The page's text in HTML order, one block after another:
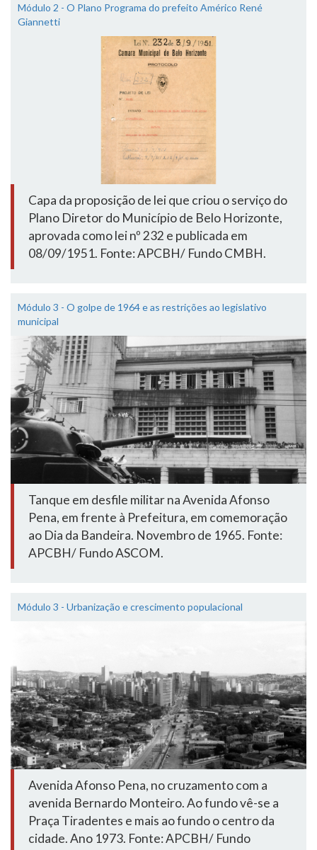
Módulo 2 - O Plano Programa do prefeito Américo René
Giannetti
Capa da proposição de lei que criou o serviço do
Plano Diretor do Município de Belo Horizonte,
aprovada como lei nº 232 e publicada em
08/09/1951. Fonte: APCBH/ Fundo CMBH.
Módulo 3 - O golpe de 1964 e as restrições ao legislativo
municipal
Tanque em desfile militar na Avenida Afonso
Pena, em frente à Prefeitura, em comemoração
ao Dia da Bandeira. Novembro de 1965. Fonte:
APCBH/ Fundo ASCOM.
Módulo 3 - Urbanização e crescimento populacional
Avenida Afonso Pena, no cruzamento com a
avenida Bernardo Monteiro. Ao fundo vê-se a
Praça Tiradentes e mais ao fundo o centro da
cidade. Ano 1973. Fonte: APCBH/ Fundo